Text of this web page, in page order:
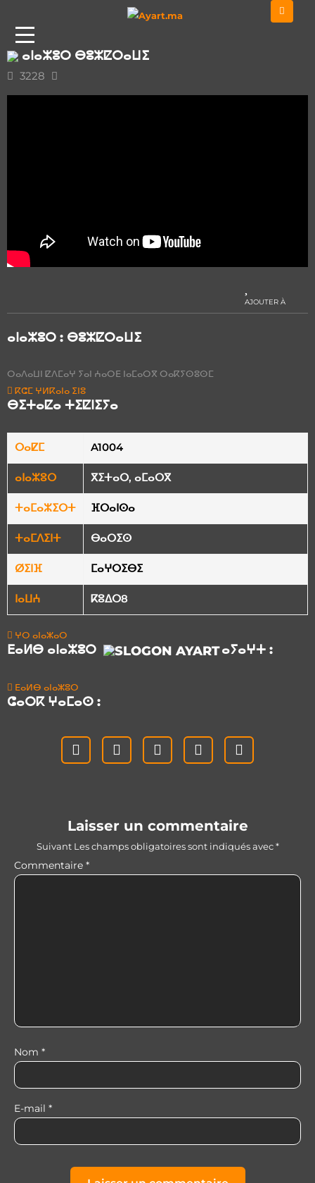
ⴰⵏⴰⵣⵓⵔ ⴱⵓⵣⵇⵔⴰⵡⵉ
ⴰⵏⴰⵣⵓⵔ ⴱⵓⵣⵇⵔⴰⵡⵉ
3228
AJOUTER À
ⴰⵏⴰⵣⵓⵔ : ⴱⵓⵣⵇⵔⴰⵡⵉ
ⵔⴰⴷⴰⵡⵏ ⵇⴷⵎⴰⵖ ⵢⴰⵏ ⵄⴰⵔⴹ ⵏⴰⵎⴰⵔⴳ ⵔⴰⴽⵢⵙⵓⵙⵎ
ⴽⵛⵎ ⵖⵍⴽⴰⵏⴰ ⵉⵏⵓ
ⴱⵉⵜⴰⵇⴰ ⵜⵉⵇⵏⵉⵢⴰ
ⵔⴰⵇⵎ A1004
ⴰⵏⴰⵣⵓⵔ ⴳⵉⵜⴰⵔ, ⴰⵎⴰⵔⴳ
ⵜⴰⵎⴰⵣⵉⵔⵜ ⴼⵔⴰⵏⵙⴰ
ⵜⴰⵎⴷⵉⵏⵜ ⴱⴰⵔⵉⵙ
ⵁⵉⵏⴼ ⵎⴰⵖⵔⵉⴱⵉ
ⵏⴰⵡⵄ ⴽⵓⵠⵔ8
ⵖⵔ ⴰⵏⴰⵣⴰⵔ
ⴹⴰⵍⴱ ⴰⵏⴰⵣⵓⵔ ⴰⵢⴰⵖⵜ :
ⴹⴰⵍⴱ ⴰⵏⴰⵣⵓⵔ
ⵛⴰⵔⴽ ⵖⴰⵎⴰⵙ :
Laisser un commentaire
Suivant Les champs obligatoires sont indiqués avec*
Commentaire *
Nom *
E-mail *